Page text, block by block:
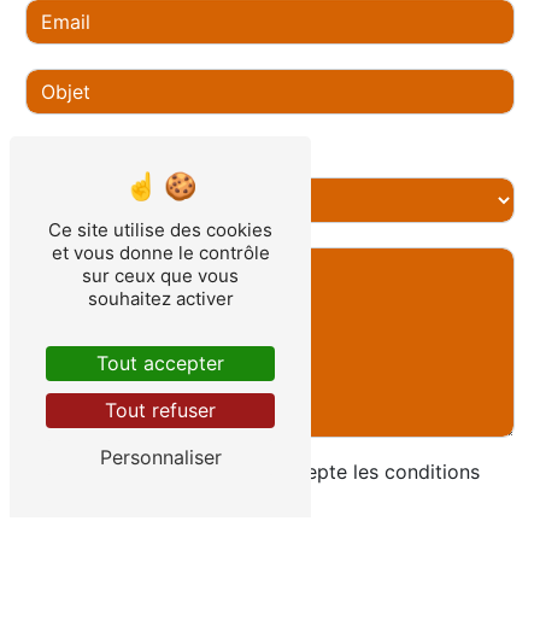
En cochant cette case, j'accepte les conditions
Ce site utilise des cookies
et vous donne le contrôle
sur ceux que vous
souhaitez activer
Tout accepter
Tout refuser
Personnaliser